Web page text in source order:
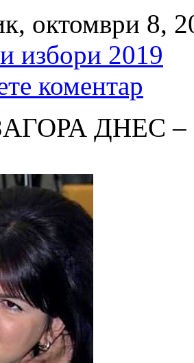
октомври 8,
избори 2019
коментар
ДНЕС –